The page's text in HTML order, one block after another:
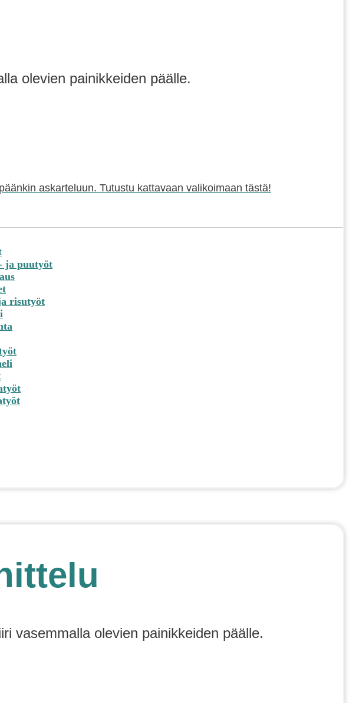
olevien painikkeiden päälle.
askarteluun. Tutustu kattavaan valikoimaan tästä!
ja puutyöt
risutyöt
vasemmalla olevien painikkeiden päälle.